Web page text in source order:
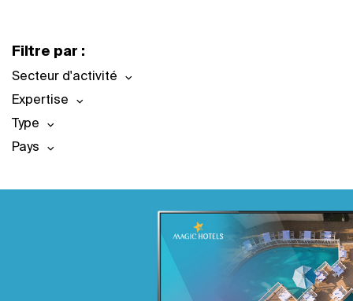
Filtre par :
Secteur d'activité
Expertise
Type
Pays